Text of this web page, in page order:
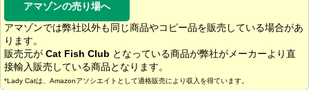
アマゾンの売り場へ
アマゾンでは弊社以外も同じ商品やコピー品を販売している場合があ
ります。
販売元が Cat Fish Club となっている商品が弊社がメーカーより直
接輸入販売している商品となります。
*Lady Catは、Amazonアソシエイトとして適格販売により収入を得ています。